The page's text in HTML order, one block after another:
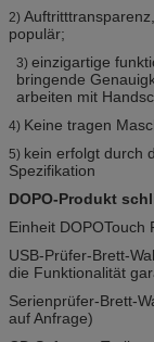
2)
populär;
3) einzigartige
bringende
arbeiten mit
4) Keine tragen
5) kein erfolgt durch
Spezifikation
DOPO-Produkt
Einheit
USB-Prüfer-Brett-
die Funktionalität
Serienprüfer-Brett-
auf Anfrage)